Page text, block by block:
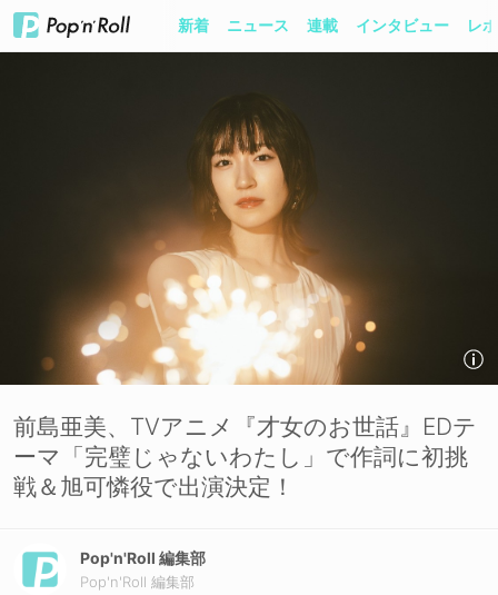
新着 ニュース 連載 インタビュー レ
前島亜美、TVアニメ『才女のお世話』EDテ
ーマ「完璧じゃないわたし」で作詞に初挑
戦＆旭可憐役で出演決定！
Pop'n'Roll 編集部
Pop'n'Roll 編集部